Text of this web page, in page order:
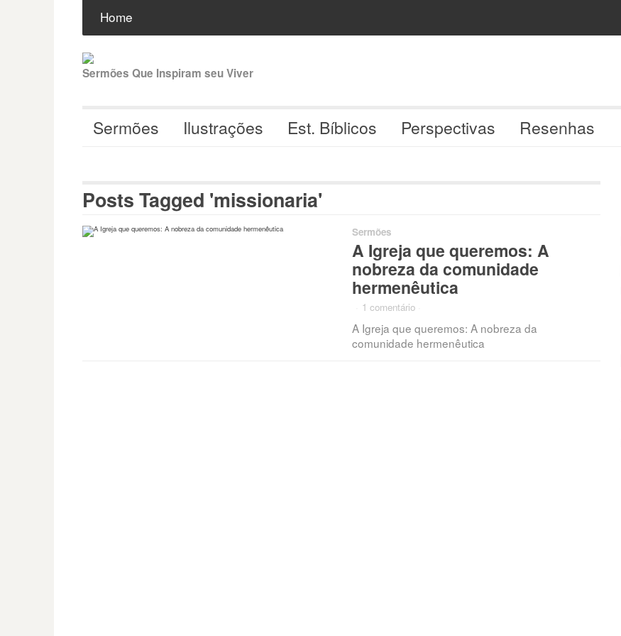
para
conteúdo
Home
Sermões Que Inspiram seu Viver
Sermões Ilustrações Est. Bíblicos Perspectivas Resenhas
Posts Tagged 'missionaria'
Sermões
A Igreja que queremos: A
nobreza da comunidade
hermenêutica
1 comentário
A Igreja que queremos: A nobreza da
comunidade hermenêutica